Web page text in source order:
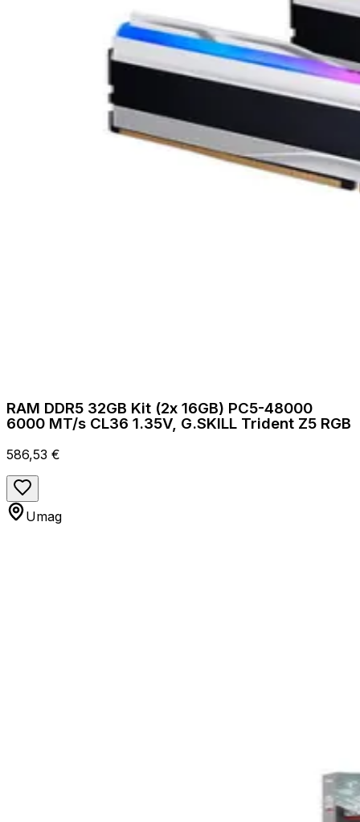
RAM DDR5 32GB Kit (2x 16GB) PC5-48000
6000 MT/s CL36 1.35V, G.SKILL Trident Z5 RGB
586,53 €
Umag